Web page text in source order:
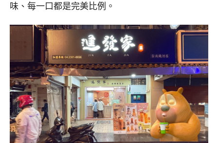
味、每一口都是完美比例。